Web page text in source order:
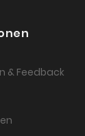
& Feedback